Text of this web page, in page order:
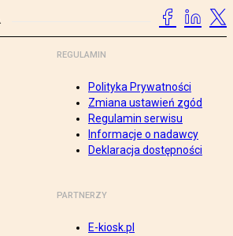
REGULAMIN
Polityka Prywatności
Zmiana ustawień zgód
Regulamin serwisu
Informacje o nadawcy
Deklaracja dostępności
PARTNERZY
E-kiosk.pl